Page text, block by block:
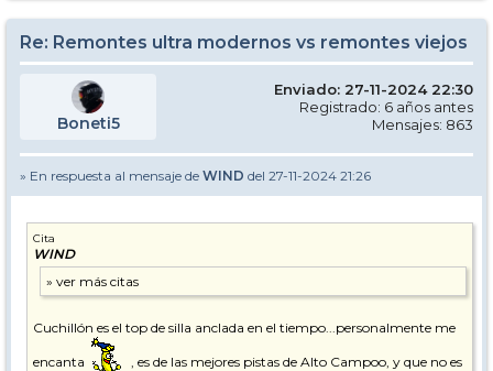
Re: Remontes ultra modernos vs remontes viejos
Boneti5
Enviado: 27-11-2024 22:30
Registrado: 6 años antes
Mensajes: 863
» En respuesta al mensaje de WIND del 27-11-2024 21:26
Cita
WIND
Cuchillón es el top de silla anclada en el tiempo...personalmente me
encanta , es de las mejores pistas de Alto Campoo, y que no es